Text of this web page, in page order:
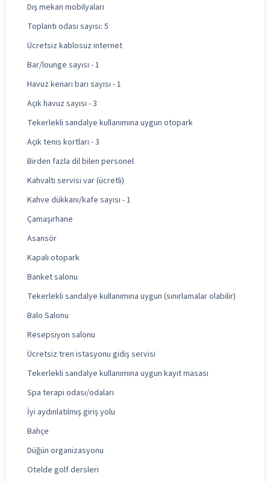
Dış mekan mobilyaları
Toplantı odası sayısı: 5
Ücretsiz kablosuz internet
Bar/lounge sayısı - 1
Havuz kenarı barı sayısı - 1
Açık havuz sayısı - 3
Tekerlekli sandalye kullanımına uygun otopark
Açık tenis kortları - 3
Birden fazla dil bilen personel
Kahvaltı servisi var (ücretli)
Kahve dükkanı/kafe sayısı - 1
Çamaşırhane
Asansör
Kapalı otopark
Banket salonu
Tekerlekli sandalye kullanımına uygun (sınırlamalar olabilir)
Balo Salonu
Resepsiyon salonu
Ücretsiz tren istasyonu gidiş servisi
Tekerlekli sandalye kullanımına uygun kayıt masası
Spa terapi odası/odaları
İyi aydınlatılmış giriş yolu
Bahçe
Düğün organizasyonu
Otelde golf dersleri